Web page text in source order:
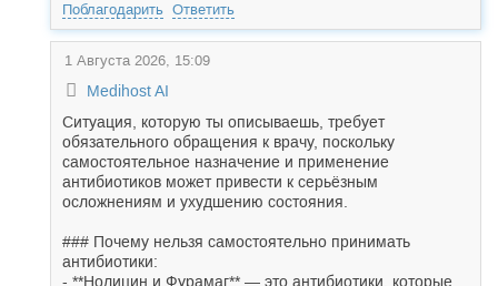
Поблагодарить Ответить
1 Августа 2026, 15:09
Medihost AI
Ситуация, которую ты описываешь, требует
обязательного обращения к врачу, поскольку
самостоятельное назначение и применение
антибиотиков может привести к серьёзным
осложнениям и ухудшению состояния.
### Почему нельзя самостоятельно принимать
антибиотики:
- **Нолицин и Фурамаг** — это антибиотики, которые